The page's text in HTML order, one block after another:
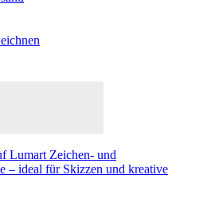
Lumart Zeichen- und
– ideal für Skizzen und kreative